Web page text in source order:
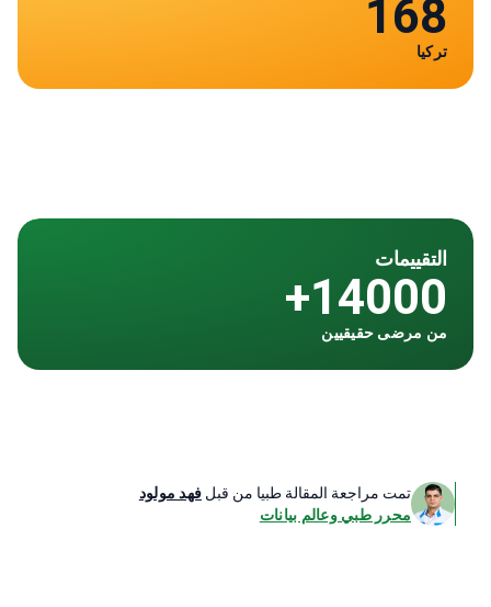
تمت مراجعة المقالة طبيا من قبل فهد مولود
محرر طبي وعالم بيانات
168
تركيا
التقييمات
14000+
من مرضى حقيقيين